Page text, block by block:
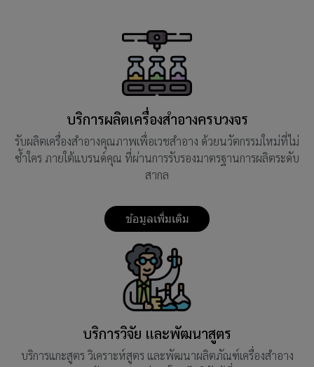
บริการผลิตเครื่องสำอางครบวงจร
รับผลิตเครื่องสำอางคุณภาพเพื่อเวชสำอาง ด้วยนวัตกรรมใหม่ที่ไม่
ซ้ำใคร ภายใต้แบรนด์คุณ ที่ผ่านการรับรองมาตรฐานการผลิตระดับ
สากล
ข้อมูลเพิ่มเติม
บริการวิจัย และพัฒนาสูตร
บริการแกะสูตร วิเคราะห์สูตร และพัฒนาผลิตภัณฑ์เครื่องสำอาง